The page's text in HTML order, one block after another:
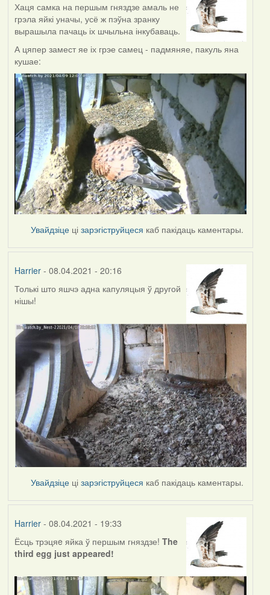
Хаця самка на першым гняздзе амаль не
грэла яйкі уначы, усё ж пэўна зранку
вырашыла пачаць іх шчыльна інкубаваць.
А цяпер замест яе іх грэе самец - падмяняе, пакуль яна
кушае:
Увайдзіце цізарэгіструйцеся каб пакідаць каментары.
Harrier- 08.04.2021 - 20:16
Толькі што яшчэ адна капуляцыя ў другой
нішы!
Увайдзіце цізарэгіструйцеся каб пакідаць каментары.
Harrier- 08.04.2021 - 19:33
Ёсць трэцяe яйка ў першым гняздзе! The
third egg just appeared!